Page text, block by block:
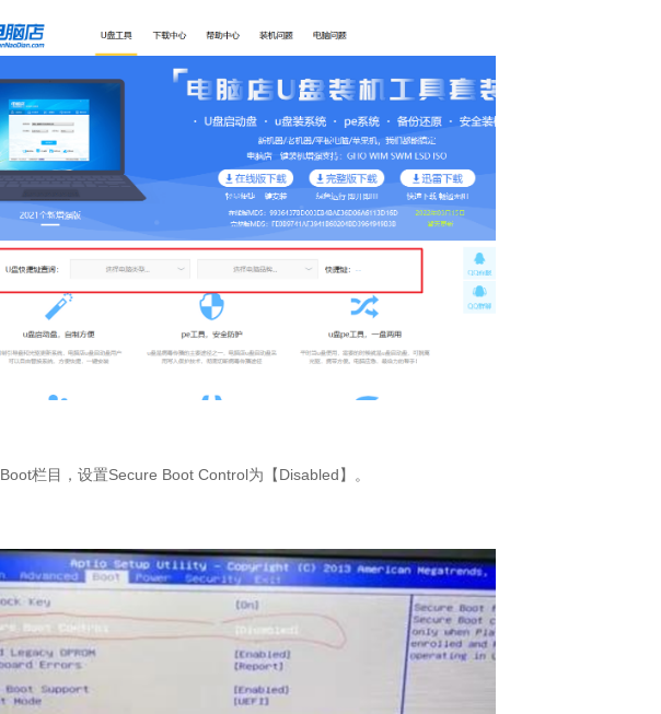
Boot栏目，设置Secure Boot Control为【Disabled】。